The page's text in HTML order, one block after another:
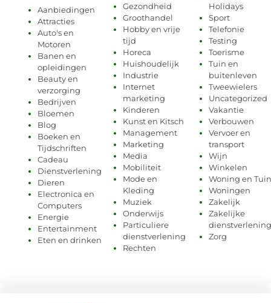
Aanbiedingen
Attracties
Auto's en
Motoren
Banen en
opleidingen
Beauty en
verzorging
Bedrijven
Bloemen
Blog
Boeken en
Tijdschriften
Cadeau
Dienstverlening
Dieren
Electronica en
Computers
Energie
Entertainment
Eten en drinken
Gezondheid
Groothandel
Hobby en vrije
tijd
Horeca
Huishoudelijk
Industrie
Internet
marketing
Kinderen
Kunst en Kitsch
Management
Marketing
Media
Mobiliteit
Mode en
Kleding
Muziek
Onderwijs
Particuliere
dienstverlening
Rechten
Holidays
Sport
Telefonie
Testing
Toerisme
Tuin en
buitenleven
Tweewielers
Uncategorized
Vakantie
Verbouwen
Vervoer en
transport
Wijn
Winkelen
Woning en Tuin
Woningen
Zakelijk
Zakelijke
dienstverlening
Zorg